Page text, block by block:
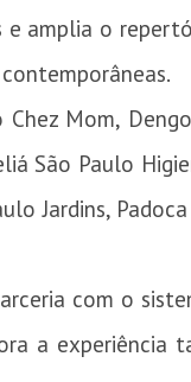
amplia o
Mom,
São Paulo
Jardins,
com o
a experiência